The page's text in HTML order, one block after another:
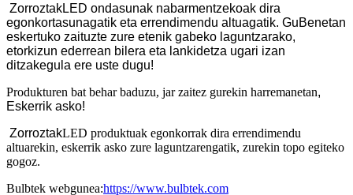
ZorroztakLED ondasunak nabarmentzekoak dira
egonkortasunagatik eta errendimendu altuagatik. GuBenetan
eskertuko zaituzte zure etenik gabeko laguntzarako,
etorkizun ederrean bilera eta lankidetza ugari izan
ditzakegula ere uste dugu!
Produkturen bat behar baduzu, jar zaitez gurekin harremanetan,
Eskerrik asko!
ZorroztakLED produktuak egonkorrak dira errendimendu
altuarekin, eskerrik asko zure laguntzarengatik, zurekin topo egiteko
gogoz.
Bulbtek webgunea:https://www.bulbtek.com